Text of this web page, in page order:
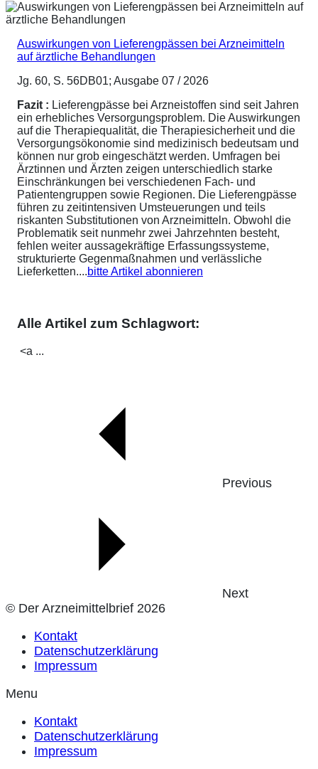
Auswirkungen von Lieferengpässen bei Arzneimitteln
auf ärztliche Behandlungen
Jg. 60, S. 56DB01; Ausgabe 07 / 2026
Fazit : Lieferengpässe bei Arzneistoffen sind seit Jahren
ein erhebliches Versorgungsproblem. Die Auswirkungen
auf die Therapiequalität, die Therapiesicherheit und die
Versorgungsökonomie sind medizinisch bedeutsam und
können nur grob eingeschätzt werden. Umfragen bei
Ärztinnen und Ärzten zeigen unterschiedlich starke
Einschränkungen bei verschiedenen Fach- und
Patientengruppen sowie Regionen. Die Lieferengpässe
führen zu zeitintensiven Umsteuerungen und teils
riskanten Substitutionen von Arzneimitteln. Obwohl die
Problematik seit nunmehr zwei Jahrzehnten besteht,
fehlen weiter aussagekräftige Erfassungssysteme,
strukturierte Gegenmaßnahmen und verlässliche
Lieferketten....bitte Artikel abonnieren
Alle Artikel zum Schlagwort:
<a ...
Previous
Next
© Der Arzneimittelbrief 2026
Kontakt
Datenschutzerklärung
Impressum
Menu
Kontakt
Datenschutzerklärung
Impressum